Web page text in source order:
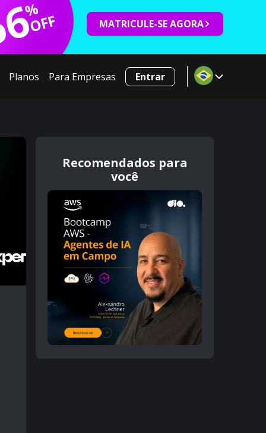
%
OFF MATRICULE-SE AGORA
Planos Para Empresas Entrar
Recomendados para
você